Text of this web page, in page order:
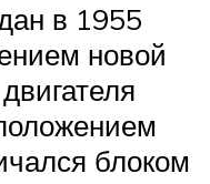
в 1955
новой
блоком